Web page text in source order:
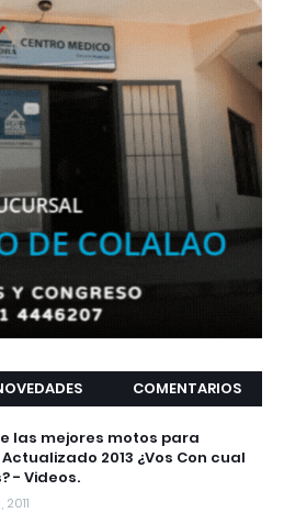
COMENTARIOS
las mejores motos para
2013 ¿Vos Con cual
- Videos.